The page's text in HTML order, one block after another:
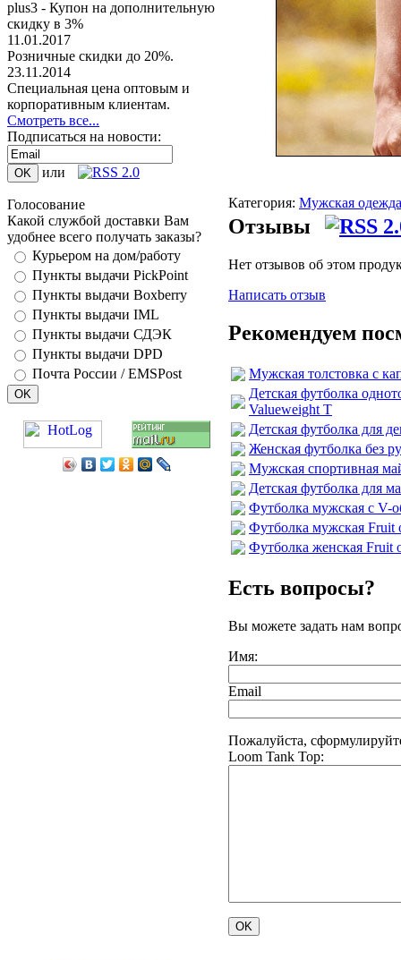
plus3 - Купон на дополнительную
скидку в 3%
11.01.2017
Розничные скидки до 20%.
23.11.2014
Специальная цена оптовым и
корпоративным клиентам.
Смотреть все...
Подписаться на новости:
или
Голосование
Какой службой доставки Вам
удобнее всего получать заказы?
Курьером на дом/работу
Пункты выдачи PickPoint
Пункты выдачи Boxberry
Пункты выдачи IML
Пункты выдачи СДЭК
Пункты выдачи DPD
Почта России / EMSPost
Категория: Мужская одежда
Отзывы
Нет отзывов об этом
Написать отзыв
Рекомендуем
Мужская толстовка с
Детская футболка
Valueweight T
Детская футболка для
Женская футболка без
Мужская спортивная
Детская футболка для
Футболка мужская с V-
Футболка мужская Fruit
Футболка женская Fruit
Есть вопросы?
Вы можете задать нам
Имя:
Email
Пожалуйста,
Loom Tank Top: